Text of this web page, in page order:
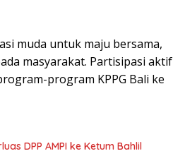
muda untuk maju bersama,
masyarakat. Partisipasi aktif
program KPPG Bali ke
DPP AMPI ke Ketum Bahlil